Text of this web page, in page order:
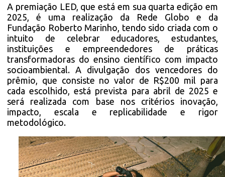
A premiação LED, que está em sua quarta edição em
2025, é uma realização da Rede Globo e da
Fundação Roberto Marinho, tendo sido criada com o
intuito de celebrar educadores, estudantes,
instituições e empreendedores de práticas
transformadoras do ensino científico com impacto
socioambiental. A divulgação dos vencedores do
prêmio, que consiste no valor de R$200 mil para
cada escolhido, está prevista para abril de 2025 e
será realizada com base nos critérios inovação,
impacto, escala e replicabilidade e rigor
metodológico.